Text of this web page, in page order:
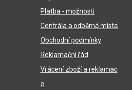
Platba - možnosti
Centrála a odběrná místa
Obchodní podmínky
Reklamační řád
Vrácení zboží a reklamac
e